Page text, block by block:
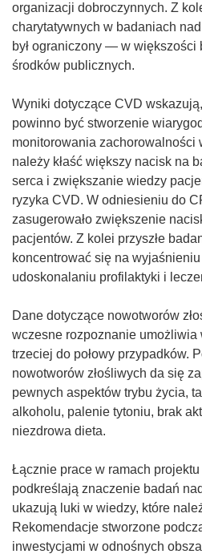
organizacji dobroczynnych. Z
charytatywnych w badaniach
był ograniczony — w większości
środków publicznych.
Wyniki dotyczące CVD
powinno być stworzenie
monitorowania zachorowalności
należy kłaść większy nacisk na
serca i zwiększanie wiedzy
ryzyka CVD. W odniesieniu do
zasugerowało zwiększenie
pacjentów. Z kolei przyszłe
koncentrować się na
udoskonalaniu profilaktyki i
Dane dotyczące nowotworów
wczesne rozpoznanie umożliwia
trzeciej do połowy przypadków.
nowotworów złośliwych da się
pewnych aspektów trybu życia,
alkoholu, palenie tytoniu, brak
niezdrowa dieta.
Łącznie prace w ramach
podkreślają znaczenie badań
ukazują luki w wiedzy, które
Rekomendacje stworzone
inwestycjami w odnośnych